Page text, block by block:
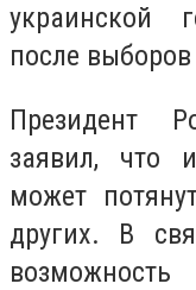
украинской
после
Президент
заявил, что
может
других. В